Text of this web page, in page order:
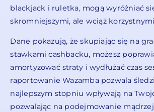
blackjack i ruletka, mogą wyróżniać
skromniejszymi, ale wciąż
Dane pokazują, że skupiając się na
stawkami cashbacku, możesz
amortyzować straty i wydłużać czas
raportowanie Wazamba pozwala
najlepszym stopniu wpływają na
pozwalając na podejmowanie